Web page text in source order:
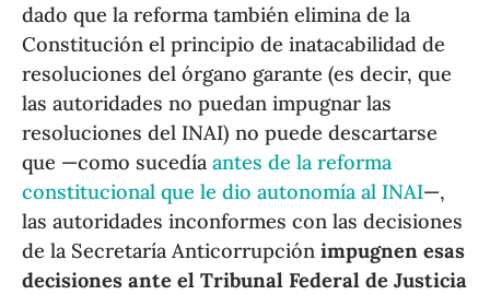
dado que la reforma también elimina de la
Constitución el principio de inatacabilidad de
resoluciones del órgano garante (es decir, que
las autoridades no puedan impugnar las
resoluciones del INAI) no puede descartarse
que —como sucedíaantes de la reforma
constitucional que le dio autonomía al INAI—,
las autoridades inconformes con las decisiones
de la Secretaría Anticorrupciónimpugnen esas
decisiones ante el Tribunal Federal de Justicia